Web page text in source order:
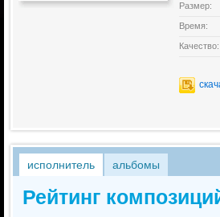
Размер:
Время:
Качество:
исполнитель альбомы
Рейтинг